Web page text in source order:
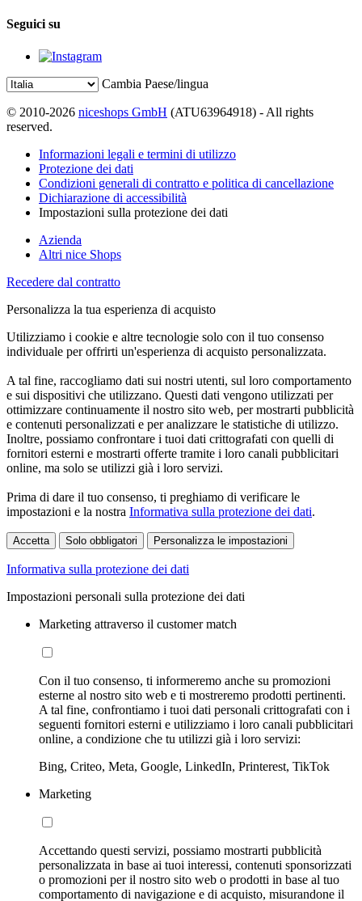
Seguici su
Cambia Paese/lingua
© 2010-2026 niceshops GmbH (ATU63964918) - All rights
reserved.
Informazioni legali e termini di utilizzo
Protezione dei dati
Condizioni generali di contratto e politica di cancellazione
Dichiarazione di accessibilità
Impostazioni sulla protezione dei dati
Azienda
Altri nice Shops
Recedere dal contratto
Personalizza la tua esperienza di acquisto
Utilizziamo i cookie e altre tecnologie solo con il tuo consenso
individuale per offrirti un'esperienza di acquisto personalizzata.
A tal fine, raccogliamo dati sui nostri utenti, sul loro comportamento
e sui dispositivi che utilizzano. Questi dati vengono utilizzati per
ottimizzare continuamente il nostro sito web, per mostrarti pubblicità
e contenuti personalizzati e per analizzare le statistiche di utilizzo.
Inoltre, possiamo confrontare i tuoi dati crittografati con quelli di
fornitori esterni e mostrarti offerte tramite i loro canali pubblicitari
online, ma solo se utilizzi già i loro servizi.
Prima di dare il tuo consenso, ti preghiamo di verificare le
impostazioni e la nostra Informativa sulla protezione dei dati.
Accetta Solo obbligatori Personalizza le impostazioni
Informativa sulla protezione dei dati
Impostazioni personali sulla protezione dei dati
Marketing attraverso il customer match
Con il tuo consenso, ti informeremo anche su promozioni
esterne al nostro sito web e ti mostreremo prodotti pertinenti.
A tal fine, confrontiamo i tuoi dati personali crittografati con i
seguenti fornitori esterni e utilizziamo i loro canali pubblicitari
online, a condizione che tu utilizzi già i loro servizi:
Bing, Criteo, Meta, Google, LinkedIn, Printerest, TikTok
Marketing
Accettando questi servizi, possiamo mostrarti pubblicità
personalizzata in base ai tuoi interessi, contenuti sponsorizzati
o promozioni per il nostro sito web o prodotti in base al tuo
comportamento di navigazione e di acquisto, misurandone il